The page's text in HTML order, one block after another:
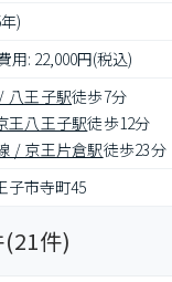
)
用: 22,000円(税込)
八王子駅徒歩7分
王八王子駅徒歩12分
/ 京王片倉駅徒歩23分
子市寺町45
(21件)